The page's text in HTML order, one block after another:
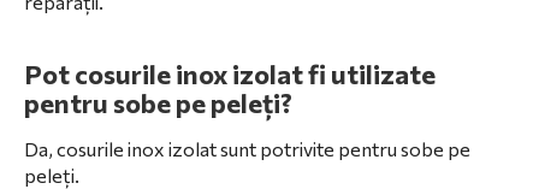
Pot cosurile inox izolat fi utilizate
pentru sobe pe peleți?
Da, cosurile inox izolat sunt potrivite pentru sobe pe
peleți.